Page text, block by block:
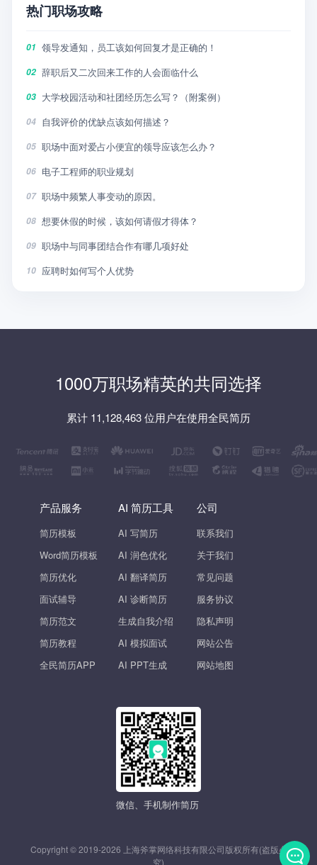
热门职场攻略
01 领导发通知，员工该如何回复才是正确的！
02 辞职后又二次回来工作的人会面临什么
03 大学校园活动和社团经历怎么写？（附案例）
04 自我评价的优缺点该如何描述？
05 职场中面对爱占小便宜的领导应该怎么办？
06 电子工程师的职业规划
07 职场中频繁人事变动的原因。
08 想要休假的时候，该如何请假才得体？
09 职场中与同事团结合作有哪几项好处
10 应聘时如何写个人优势
1000万职场精英的共同选择
累计 11,128,463 位用户在使用全民简历
产品服务
简历模板
Word简历模板
简历优化
面试辅导
简历范文
简历教程
全民简历APP
AI 简历工具
AI 写简历
AI 润色优化
AI 翻译简历
AI 诊断简历
生成自我介绍
AI 模拟面试
AI PPT生成
公司
联系我们
关于我们
常见问题
服务协议
隐私声明
网站公告
网站地图
微信、手机制作简历
Copyright © 2019-2026 上海斧掌网络科技有限公司版权所有(盗版必
究)